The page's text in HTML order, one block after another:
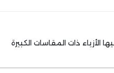
الأزياء ذات المقاسات الكبيرة